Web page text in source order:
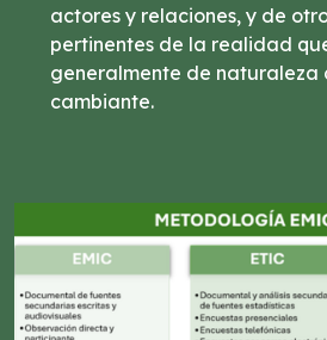
actores y relaciones, y de
pertinentes de la realidad
generalmente de naturaleza
cambiante.